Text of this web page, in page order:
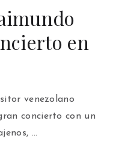
en
venezolano
concierto con un
…